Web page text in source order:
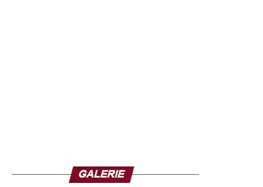
l’armée joue un rôle central dans la vie politique
guinéenne depuis le coup d’État de septembre 2021 en